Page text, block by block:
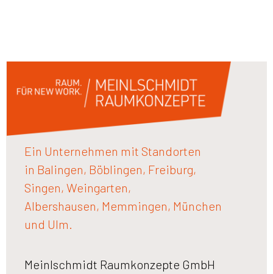
Ein Unternehmen mit Standorten
in Balingen, Böblingen, Freiburg,
Singen, Weingarten,
Albershausen, Memmingen, München
und Ulm.
Meinlschmidt Raumkonzepte GmbH